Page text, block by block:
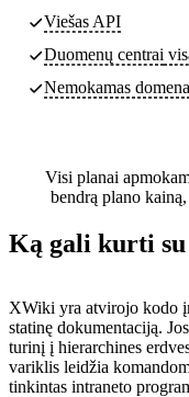
Viešas API
Duomenų centrai
Nemokamas
Visi planai
bendrą plano
Ką gali kurti
XWiki yra atvirojo kodo
statinę dokumentaciją.
turinį į hierarchines
variklis leidžia
tinkintas intraneto